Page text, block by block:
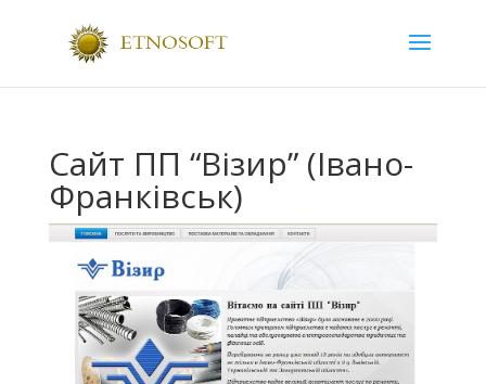
Сайт ПП “Візир” (Івано-
Франківськ)